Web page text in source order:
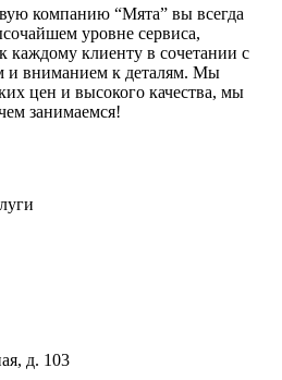
компанию “Мята” вы всегда
уровне сервиса,
каждому клиенту в сочетании с
и вниманием к деталям. Мы
цен и высокого качества, мы
занимаемся!
д. 103